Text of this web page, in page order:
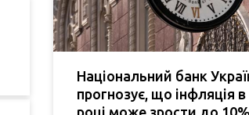
Національний банк
прогнозує, що інфляція
році може зрости до